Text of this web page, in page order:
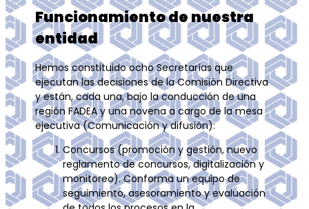
Funcionamiento de nuestra
entidad
Hemos constituido ocho Secretarías que
ejecutan las decisiones de la Comisión Directiva
y están, cada una, bajo la conducción de una
región FADEA y una novena a cargo de la mesa
ejecutiva (Comunicación y difusión):
Concursos (promoción y gestión, nuevo
reglamento de concursos, digitalización y
monitoreo). Conforma un equipo de
seguimiento, asesoramiento y evaluación